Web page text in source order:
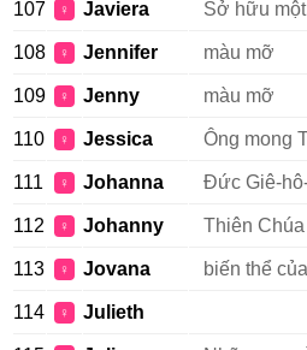
107 ♀ Javiera Sở hữu
108 ♀ Jennifer màu mỡ
109 ♀ Jenny màu mỡ
110 ♀ Jessica Ông mong
111 ♀ Johanna Đức Giê-
112 ♀ Johanny Thiên
113 ♀ Jovana biến thể
114 ♀ Julieth